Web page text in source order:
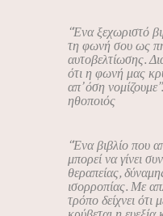
“Ένα ξεχωριστό
τη φωνή σου ως
αυτοβελτίωσης.
ότι η φωνή μας
απ’ όση
ηθοποιός
“Ένα βιβλίο που
μπορεί να γίνει
θεραπείας,
ισορροπίας. Με
τρόπο δείχνει